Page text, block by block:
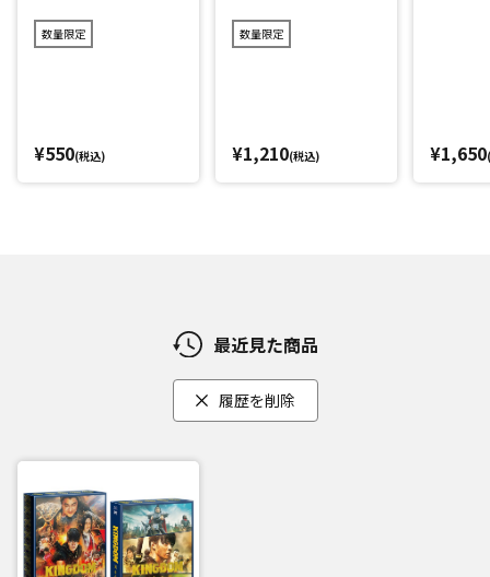
数量限定
¥550(税込)
数量限定
¥1,210(税込) ¥1,650
最近見た商品
履歴を削除